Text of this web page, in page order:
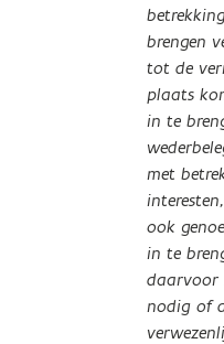
brengen
tot de
plaats
in te
met
ook
in te
daarvoor
nodig of